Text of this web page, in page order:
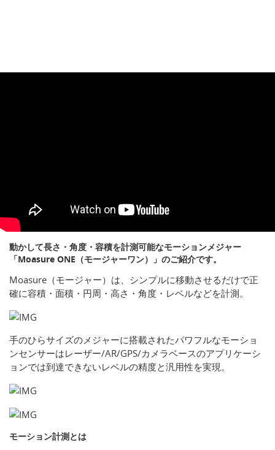
動かして長さ・角度・容積を計測可能なモーションメジャー
「Moasure ONE（モージャーワン）」のご紹介です。
Moasure（モージャー）は、シンプルに移動させるだけで正
確に容積・面積・円周・高さ・角度・レベルなどを計測。
手のひらサイズのメジャーに搭載されたパワフルなモーショ
ンセンサーはレーザー/AR/GPS/カメラベースのアプリケーシ
ョンでは到達できないレベルの精度と汎用性を実現。
モーション計測とは